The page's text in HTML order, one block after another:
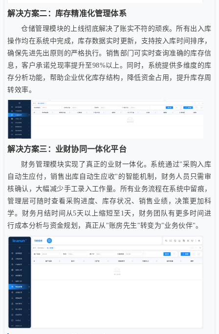
解决方案二：库存精准化管理体系
仓储管理模块的上线彻底解决了账实不符的顽疾。所有出入库
操作均在系统中完成，库存数据实时更新，支持按入库时间排序，
确保先进先出原则的严格执行。销售部门可实时查询准确的库存信
息，客户承诺兑现率提升至98%以上。同时，系统提供多维度的库
存分析功能，帮助企业优化库存结构，降低资金占用，提升库存周
转效率。
解决方案三：业财协同一体化平台
财务管理模块实现了真正的业财一体化。系统通过"采购入库
自动生应付，销售出库自动生应收"的智能机制，财务人员只需审
核确认，大幅减少手工录入工作量。所有业务流程在系统中留痕，
管理层可随时查看采购进度、库存状况、销售业绩，决策更加科
学。财务月结时间从5天以上缩短至1天，财务团队有更多时间进
行成本分析与资金规划，真正从"账房先生"转变为"业务伙伴"。